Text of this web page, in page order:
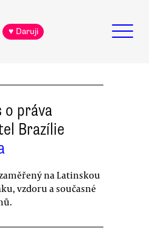
♥ Daruji
o práva
Brazílie
na Latinskou
vzdoru a současné